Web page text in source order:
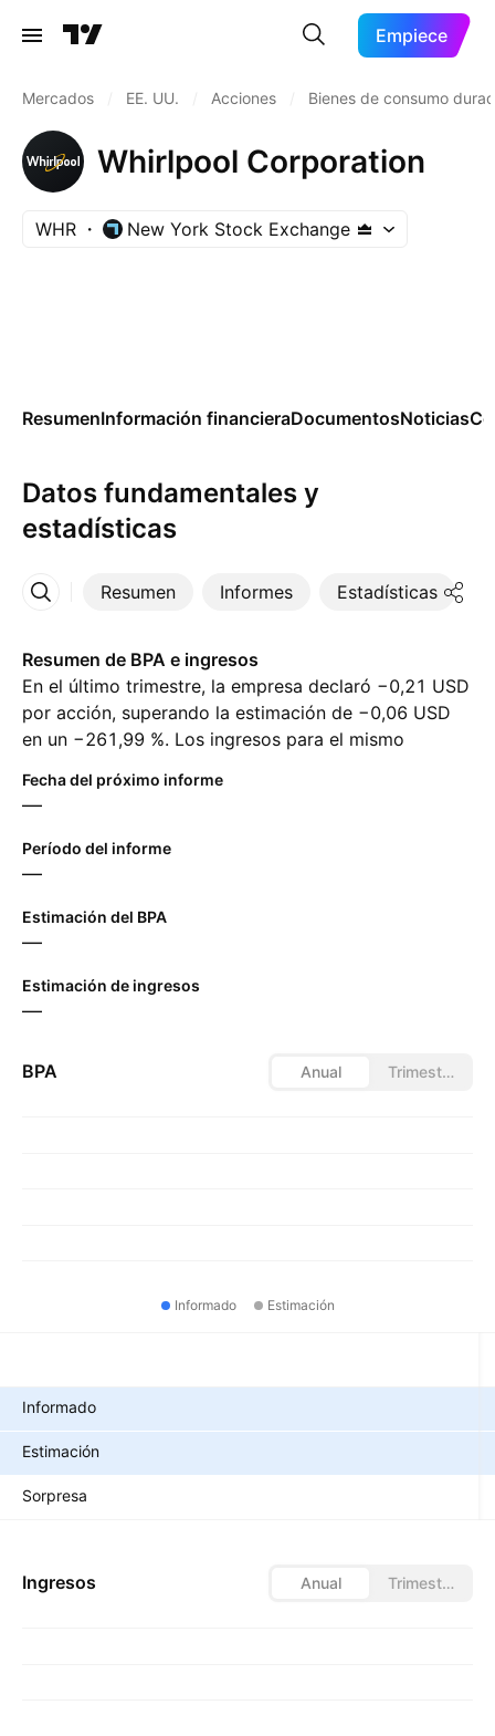
Empiece
Mercados EE. UU. Acciones Bienes de consumo
Whirlpool Corporation
WHR New York Stock Exchange
ResumenInformación financieraDocumentosNoticias
Datos fundamentales y
estadísticas
Resumen Informes Estadísticas
Más
Resumen de BPA e ingresos
En el último trimestre, la empresa declaró −0,21 USD
por acción, superando la estimación de −0,06 USD
en un −261,99 %. Los ingresos para el mismo
estimación de ‪3,55 B‬ USD. Para el próximo trimestre,
acción y ‪3,97 B‬ USD en ingresos.
Fecha del próximo informe
—
Período del informe
—
Estimación del BPA
—
Estimación de ingresos
—
BPA Anual Trimestral
Informado Estimación
Informado
Estimación
Sorpresa
Ingresos Anual Trimestral